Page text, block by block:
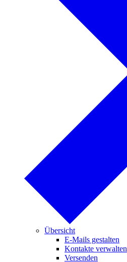
Übersicht
E-Mails gestalten
Kontakte verwalten
Versenden